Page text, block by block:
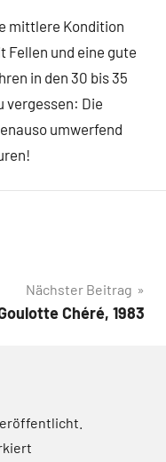
mittlere Kondition
Fellen und eine gute
in den 30 bis 35
vergessen: Die
umwerfend
Nächster Beitrag
Chéré, 1983